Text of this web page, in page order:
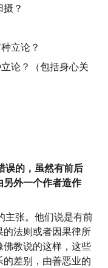
？
立论？
论？（包括身心关
误的，虽然有前后
外一个作者造作
主张。他们说是有前
法则或者因果律所
教说的这样，这些
差别，由善恶业的